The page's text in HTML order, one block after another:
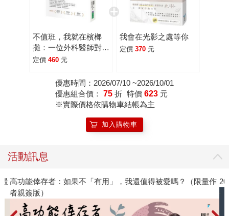
懷病患的真諦在於傾聽、理解、設身處地、接納每個人的本
質，將他們視為獨立個體。 敘事核心在尋找醫病之間純粹
的「人的關係」。本書描繪了當代鄉村家庭醫師與患者彼此
身心牽繫的全景圖像──美好瞬間源於對所處地區的理解、對
病患的認識。每一種關係絕非平面而單向，山谷年月是對醫
同時，藉此探究醫病之間最沉重的顧慮──界線：醫師如何同
時扮演鄰居與朋友的角色？即便兼顧多重身分，這種狀態是
否健康？鄉村執業看似美好，卻也伴隨其他顧慮──難找臨時
代班醫師、潛在的孤立感，其中──最令多數醫師心生畏懼
的，莫過於無法隱匿身分的處境。然而，對女醫師而言，那
感」。她渴望追求醫療延續性──越是深入了解患者，臨床實
所能給予的照護（從年幼照顧到青少年的孩子、經歷多次流
產的鄰人婦女、在病灶與工作之間糾結的酪農）。這是一位
醫師在擁有他人信任時所能成就的事。這些是擄獲並留住此
不值班，我就在檳榔
攤：一位外科醫師對人
生的回望
定價 460 元
我會在光影之處等你
定價 370 元
優惠時間：2026/07/10 ~2026/10/01
優惠組合價： 75 折 特價 623 元
※實際價格依購物車結帳為主
加入購物車
活動訊息
高功能倖存者：如果不「有用」，我還值得被愛嗎？（限量作
者親簽版）